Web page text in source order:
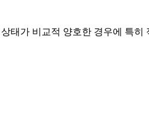
태가 비교적 양호한 경우에 특히